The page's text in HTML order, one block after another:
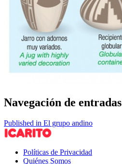
Navegación de entradas
Published in El grupo andino
Políticas de Privacidad
Quiénes Somos